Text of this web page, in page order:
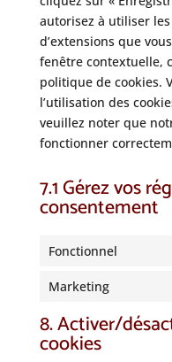
autorisez à utiliser
d’extensions que
fenêtre contextuelle,
politique de cookies.
l’utilisation des
veuillez noter que
fonctionner
7.1 Gérez vos
consentement
Fonctionnel
Marketing
8. Activer/
cookies